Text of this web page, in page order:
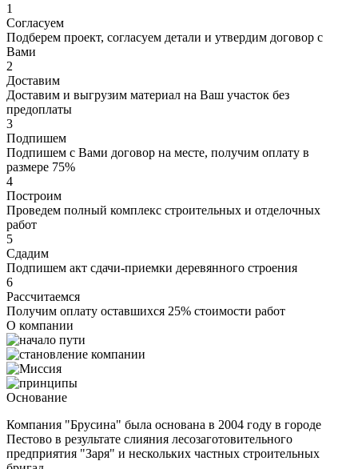
1
Согласуем
Подберем проект, согласуем детали и утвердим договор с
Вами
2
Доставим
Доставим и выгрузим материал на Ваш участок без
предоплаты
3
Подпишем
Подпишем с Вами договор на месте, получим оплату в
размере 75%
4
Построим
Проведем полный комплекс строительных и отделочных
работ
5
Сдадим
Подпишем акт сдачи-приемки деревянного строения
6
Рассчитаемся
Получим оплату оставшихся 25% стоимости работ
О компании
Основание
Компания "Брусина" была основана в 2004 году в городе
Пестово в результате слияния лесозаготовительного
предприятия "Заря" и нескольких частных строительных